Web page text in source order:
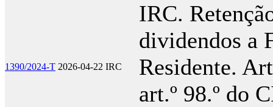
1390/2024-T 2026-04-22 IRC
IRC.
dividendos a
Residente.
art.º 98.º do